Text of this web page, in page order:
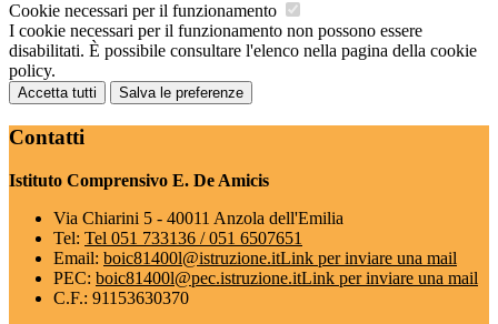
Cookie necessari per il funzionamento
I cookie necessari per il funzionamento non possono essere
disabilitati. È possibile consultare l'elenco nella pagina della cookie
policy.
Accetta tutti Salva le preferenze
Contatti
Istituto Comprensivo E. De Amicis
Via Chiarini 5 - 40011 Anzola dell'Emilia
Tel: Tel 051 733136 / 051 6507651
Email: boic81400l@istruzione.itLink per inviare una mail
PEC: boic81400l@pec.istruzione.itLink per inviare una mail
C.F.: 91153630370